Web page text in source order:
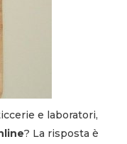
e laboratori,
? La risposta è